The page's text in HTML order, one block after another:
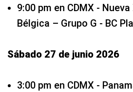
9:00 pm en CDMX -
Bélgica – Grupo G - BC
Sábado 27 de junio 2026
3:00 pm en CDMX -